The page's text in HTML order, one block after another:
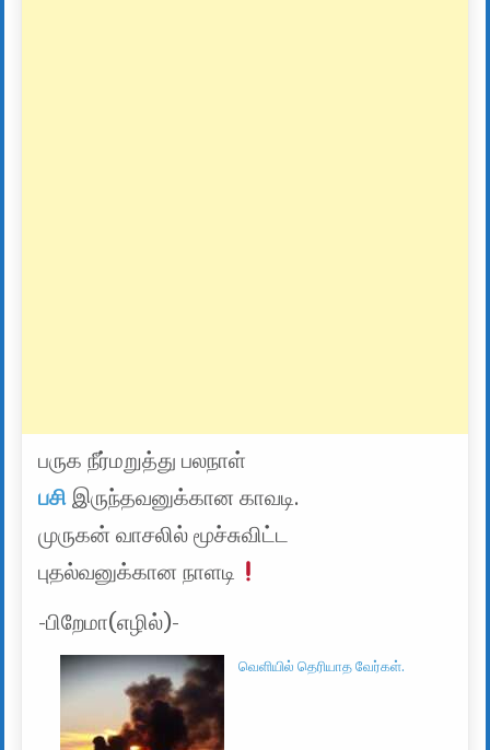
பருக நீர்மறுத்து பலநாள்
பசிஇருந்தவனுக்கான காவடி.
முருகன் வாசலில் மூச்சுவிட்ட
புதல்வனுக்கான நாளடி
-பிறேமா(எழில்)-
வெளியில் தெரியாத வேர்கள்.